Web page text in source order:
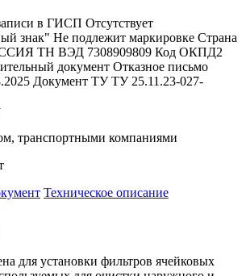
в ГИСП Отсутствует
знак" Не подлежит маркировке Страна
ТН ВЭД 7308909809 Код ОКПД2
документ Отказное письмо
Документ ТУ ТУ 25.11.23-027-
транспортными компаниями
Техническое описание
для установки фильтров ячейковых